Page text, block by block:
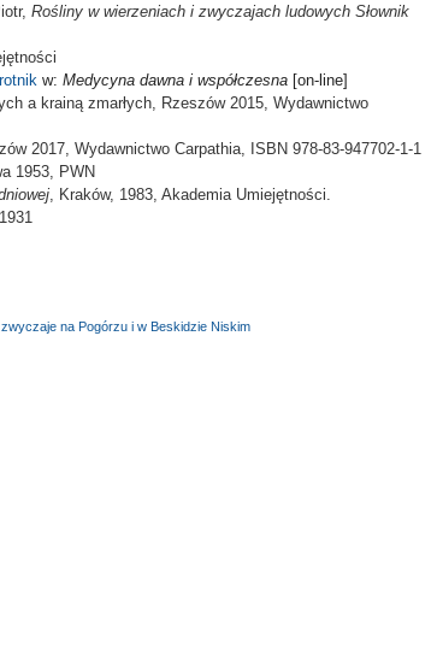
Rośliny w wierzeniach i zwyczajach ludowych Słownik
w: Medycyna dawna i współczesna [on-line]
a krainą zmarłych, Rzeszów 2015, Wydawnictwo
2017, Wydawnictwo Carpathia, ISBN 978-83-947702-1-1
1953, PWN
, Kraków, 1983, Akademia Umiejętności.
zwyczaje na Pogórzu i w Beskidzie Niskim